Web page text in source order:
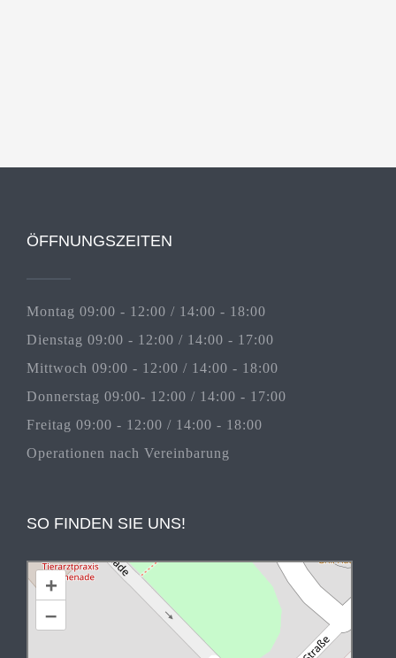
ÖFFNUNGSZEITEN
Montag 09:00 - 12:00 / 14:00 - 18:00
Dienstag 09:00 - 12:00 / 14:00 - 17:00
Mittwoch 09:00 - 12:00 / 14:00 - 18:00
Donnerstag 09:00- 12:00 / 14:00 - 17:00
Freitag 09:00 - 12:00 / 14:00 - 18:00
Operationen nach Vereinbarung
SO FINDEN SIE UNS!
+
–